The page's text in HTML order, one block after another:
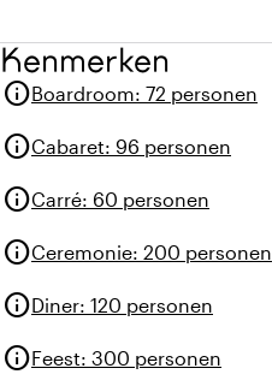
Kenmerken
infoBoardroom: 72 personen
infoCabaret: 96 personen
infoCarré: 60 personen
infoCeremonie: 200 personen
infoDiner: 120 personen
infoFeest: 300 personen